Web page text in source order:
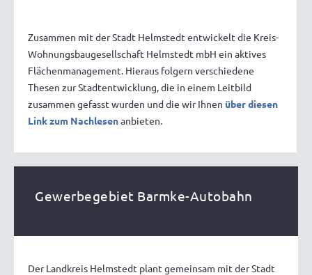
Zusammen mit der Stadt Helmstedt entwickelt die Kreis-
Wohnungsbaugesellschaft Helmstedt mbH ein aktives
Flächenmanagement. Hieraus folgern verschiedene
Thesen zur Stadtentwicklung, die in einem Leitbild
zusammen gefasst wurden und die wir Ihnen über diesen
Link zum Nachlesenanbieten.
Gewerbegebiet Barmke-Autobahn
Der Landkreis Helmstedt plant gemeinsam mit der Stadt